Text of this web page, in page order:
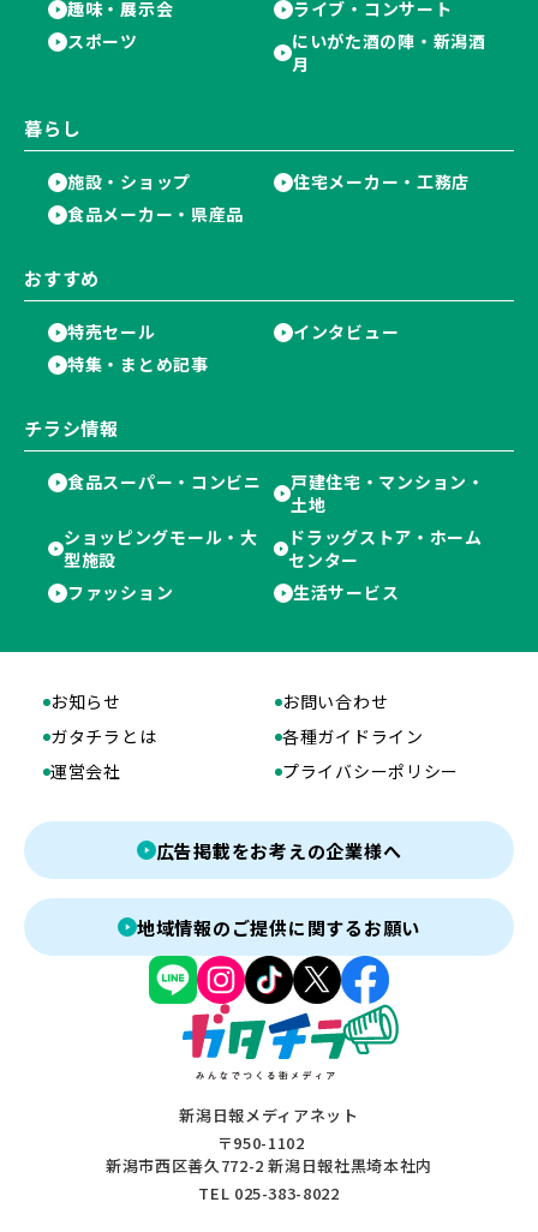
趣味・展示会
ライブ・コンサート
スポーツ
にいがた酒の陣・新潟酒
月
暮らし
施設・ショップ
住宅メーカー・工務店
食品メーカー・県産品
おすすめ
特売セール
インタビュー
特集・まとめ記事
チラシ情報
食品スーパー・コンビニ
戸建住宅・マンション・
土地
ショッピングモール・大
型施設
ドラッグストア・ホーム
センター
ファッション
生活サービス
新潟日報メディアネット
〒950-1102
新潟市西区善久772-2 新潟日報社黒埼本社内
TEL 025-383-8022
お知らせ
お問い合わせ
ガタチラとは
各種ガイドライン
運営会社
プライバシーポリシー
広告掲載をお考えの企業様へ
地域情報のご提供に関するお願い